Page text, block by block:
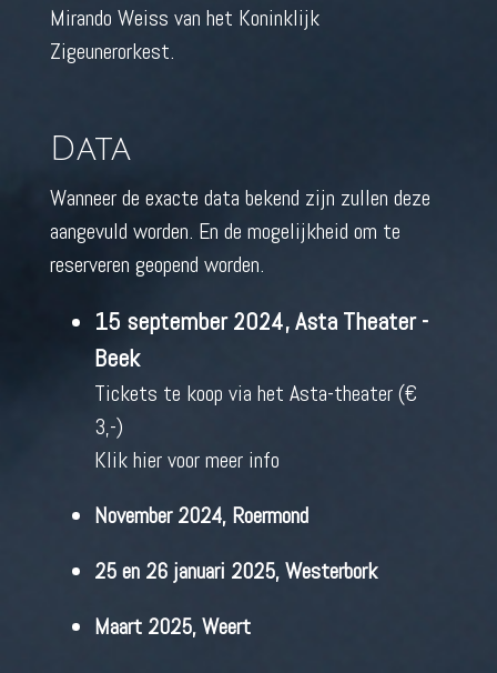
Mirando Weiss van het Koninklijk
Zigeunerorkest.
Data
Wanneer de exacte data bekend zijn zullen deze
aangevuld worden. En de mogelijkheid om te
reserveren geopend worden.
15 september 2024, Asta Theater -
Beek
Tickets te koop via het Asta-theater (€
3,-)
Klik hier voor meer info
November 2024, Roermond
25 en 26 januari 2025, Westerbork
Maart 2025, Weert